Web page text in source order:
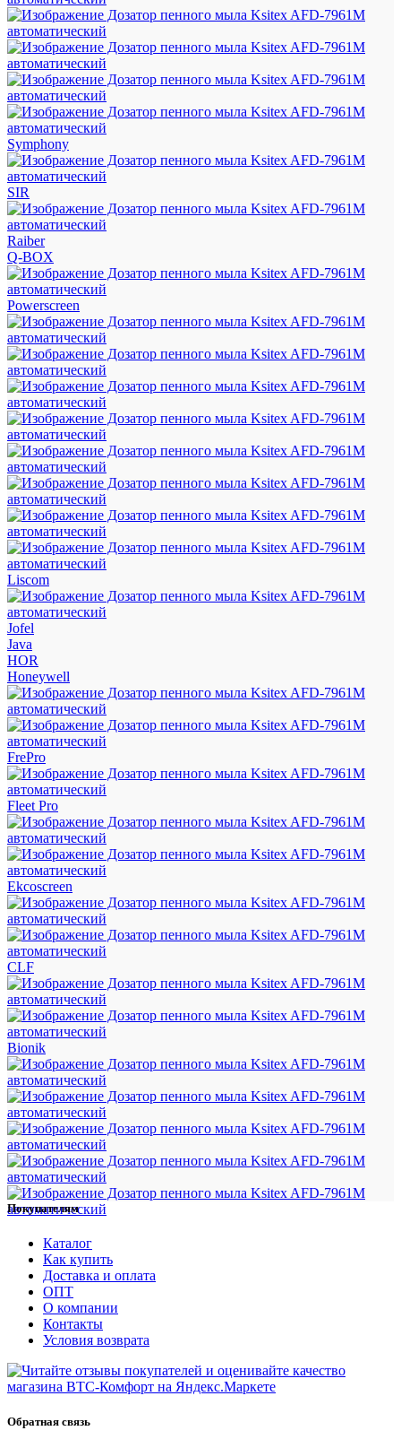
Symphony
SIR
Raiber
Q-BOX
Powerscreen
Liscom
Jofel
Java
HOR
Honeywell
FrePro
Fleet Pro
Ekcoscreen
CLF
Bionik
Покупателям
Каталог
Как купить
Доставка и оплата
ОПТ
О компании
Контакты
Условия возврата
Обратная связь